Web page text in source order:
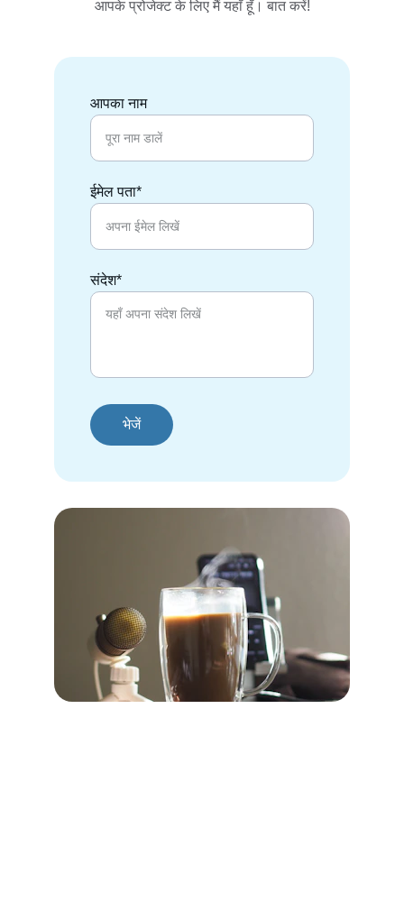
आपका नाम
ईमेल पता*
संदेश*
भेजें
आपके प्रोजेक्ट के लिए मैं यहाँ हूँ। बात करें!